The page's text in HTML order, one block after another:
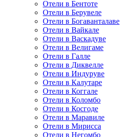
Отели в Бентоте
Отели в Берувеле
Отели в Богаванталаве
Отели в Вайкале
Отели в Васкадуве
Отели в Велигаме
Отели в Галле
Отели в Диквелле
Отели в Индуруве
Отели в Калутаре
Отели в Коггале
Отели в Коломбо
Отели в Косгоде
Отели в Маравиле
Отели в Мирисса
Отели в Негомбо